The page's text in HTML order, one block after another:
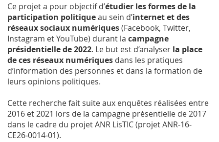
Ce projet a pour objectif d’étudier les formes de la
participation politiqueau sein d’internet et des
réseaux sociaux numériques(Facebook, Twitter,
Instagram et YouTube) durant la campagne
présidentielle de 2022. Le but est d’analyser la place
de ces réseaux numériques dans les pratiques
d’information des personnes et dans la formation de
leurs opinions politiques.
Cette recherche fait suite aux enquêtes réalisées entre
2016 et 2021 lors de la campagne présentielle de 2017
dans le cadre du projet ANR LisTIC (projet ANR‐16‐
CE26‐0014‐01).